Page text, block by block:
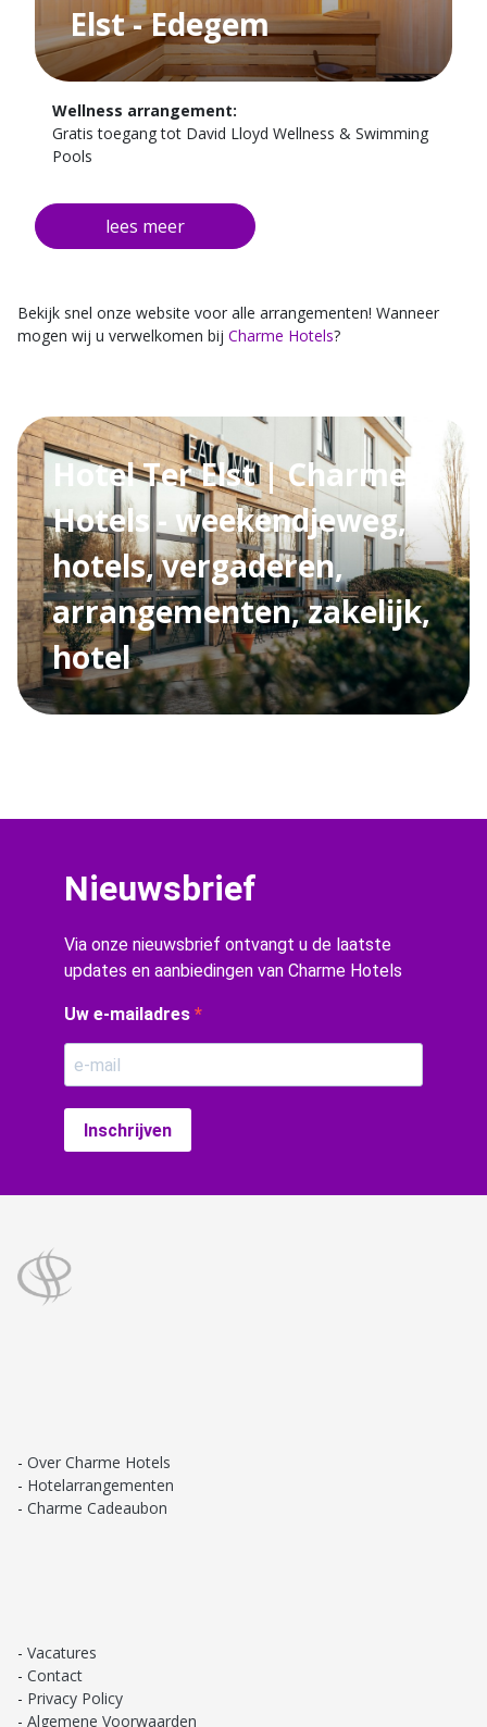
Elst - Edegem
Wellness arrangement:
Gratis toegang tot David Lloyd Wellness & Swimming
Pools
1 x Uitgebreid ontbijt
Bekijk snel onze website voor alle arrangementen! Wanneer
mogen wij u verwelkomen bij Charme Hotels?
Hotel Ter Elst | Charme
Hotels - weekendjeweg,
hotels, vergaderen,
arrangementen, zakelijk,
hotel
Nieuwsbrief
Via onze nieuwsbrief ontvangt u de laatste
updates en aanbiedingen van Charme Hotels
Uw e-mailadres
Inschrijven
Over Charme Hotels
Hotelarrangementen
Charme Cadeaubon
Vacatures
Contact
Privacy Policy
Algemene Voorwaarden